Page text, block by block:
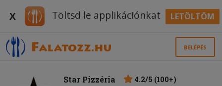
X Töltsd le applikációnkat LETÖLTÖM
BELÉPÉS
Star Pizzéria
4.2/5 (100+)